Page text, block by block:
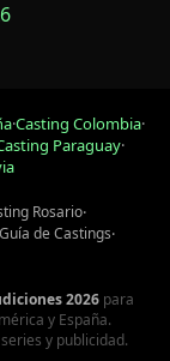
·Casting Colombia·
Paraguay·
Rosario·
Guía de Castings·
2026 para
y España.
y publicidad.